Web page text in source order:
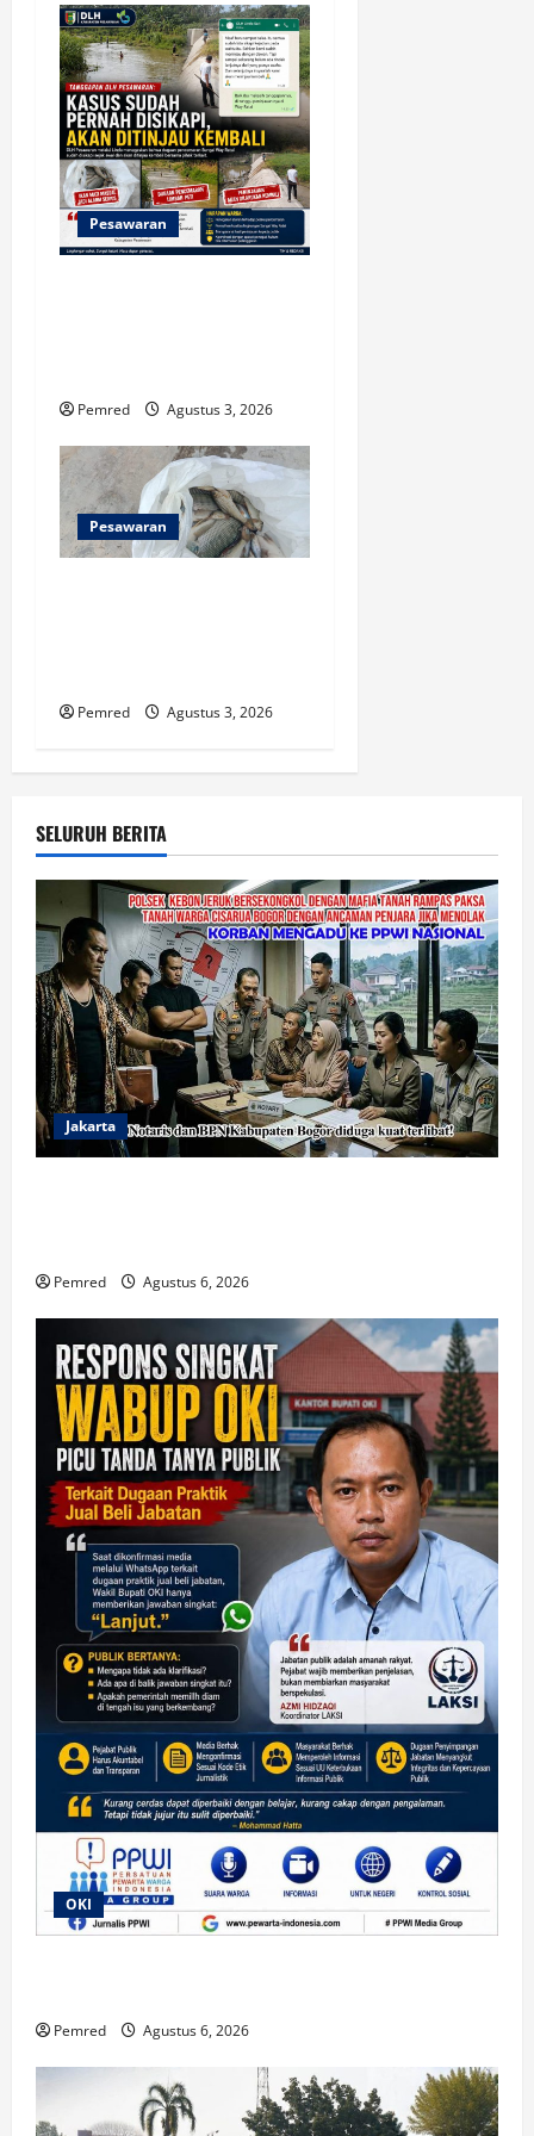
Pesawaran
Pemred Agustus 3, 2026
Pesawaran
Pemred Agustus 3, 2026
SELURUH BERITA
Jakarta
Pemred Agustus 6, 2026
OKI
Pemred Agustus 6, 2026